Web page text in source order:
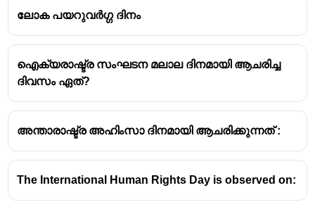
ലോക പയറുവർഗ്ഗ ദിനം
ഐക്യരാഷ്ട്ര സംഘടന മലാല ദിനമായി ആചരിച്ച
ദിവസം ഏത്?
അന്താരാഷ്ട്ര അഹിംസാ ദിനമായി ആചരിക്കുന്നത് :
The International Human Rights Day is observed on: